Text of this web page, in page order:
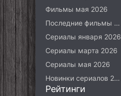
Фильмы мая 2026
Последние фильмы 2026
Сериалы января 2026
Сериалы марта 2026
Сериалы мая 2026
Новинки сериалов 2026
Рейтинги